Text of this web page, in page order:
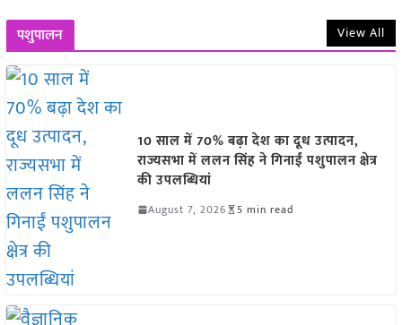
पशुपालन View All
10 साल में 70% बढ़ा देश का दूध उत्पादन,
राज्यसभा में ललन सिंह ने गिनाईं पशुपालन क्षेत्र
की उपलब्धियां
August 7, 2026 5 min read